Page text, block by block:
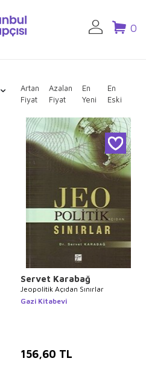
0
Artan
Fiyat
Azalan
Fiyat
En
Yeni
En
Eski
Servet Karabağ
Jeopolitik Açıdan Sınırlar
Gazi Kitabevi
156,60 TL